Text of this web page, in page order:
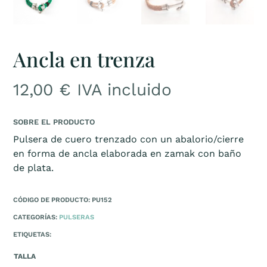
Ancla en trenza
12,00 € IVA incluido
SOBRE EL PRODUCTO
Pulsera de cuero trenzado con un abalorio/cierre
en forma de ancla elaborada en zamak con baño
de plata.
CÓDIGO DE PRODUCTO: PU152
CATEGORÍAS: PULSERAS
ETIQUETAS:
TALLA